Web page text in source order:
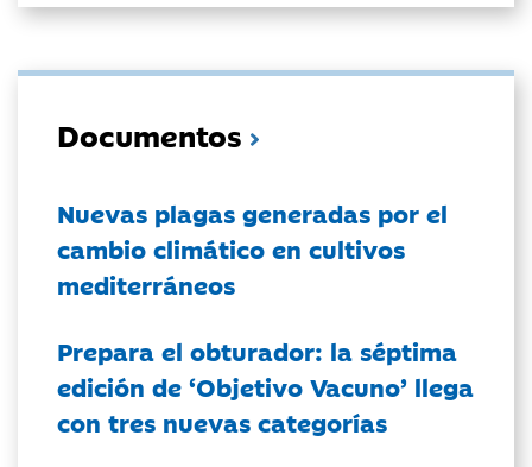
Documentos
Nuevas plagas generadas por el
cambio climático en cultivos
mediterráneos
Prepara el obturador: la séptima
edición de ‘Objetivo Vacuno’ llega
con tres nuevas categorías